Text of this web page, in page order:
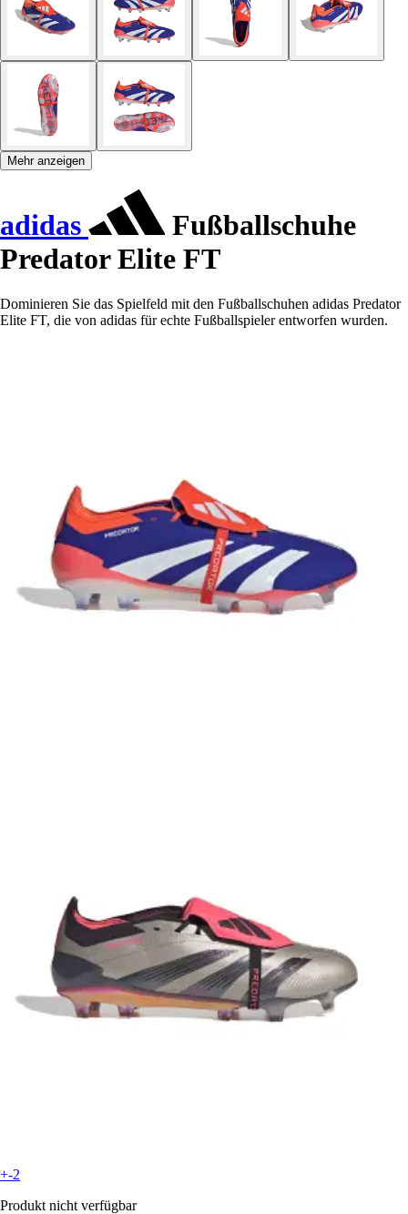
Mehr anzeigen
adidas
Fußballschuhe
Predator Elite FT
Dominieren Sie das Spielfeld mit den Fußballschuhen adidas Predator
Elite FT, die von adidas für echte Fußballspieler entworfen wurden.
+-2
Produkt nicht verfügbar